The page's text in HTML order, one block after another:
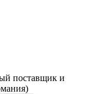
поставщик и